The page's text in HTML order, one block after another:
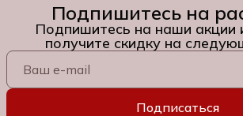
Подпишитесь на
Подпишитесь на наши акции
получите скидку на
Подписаться